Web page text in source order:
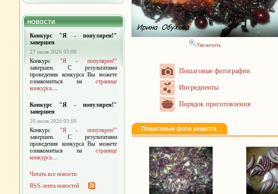
НОВОСТИ
Конкурс "Я - популярен!"
завершен
27 июля 2026 03:00
Конкурс"Я - популярен!"
завершен. С результатами
проведения конкурса Вы можете
ознакомиться на странице
конкурса....
Конкурс "Я - популярен!"
завершен
20 июля 2026 03:00
Конкурс "Я - популярен!"
завершен. С результатами
проведения конкурса Вы можете
ознакомиться на странице
конкурса....
Читать все новости
RSS-лента новостей
Увеличить
Пошаговые фотографии
Ингредиенты
Порядок приготовления
Пошаговые фото рецепта